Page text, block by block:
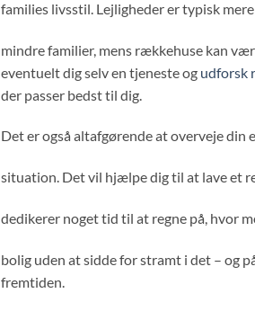
families livsstil. Lejligheder er typisk
mindre familier, mens rækkehuse kan
eventuelt dig selv en tjeneste og udforsk
der passer bedst til dig.
Det er også altafgørende at overveje din
situation. Det vil hjælpe dig til at lave et
dedikerer noget tid til at regne på, hvor
bolig uden at sidde for stramt i det – og
fremtiden.